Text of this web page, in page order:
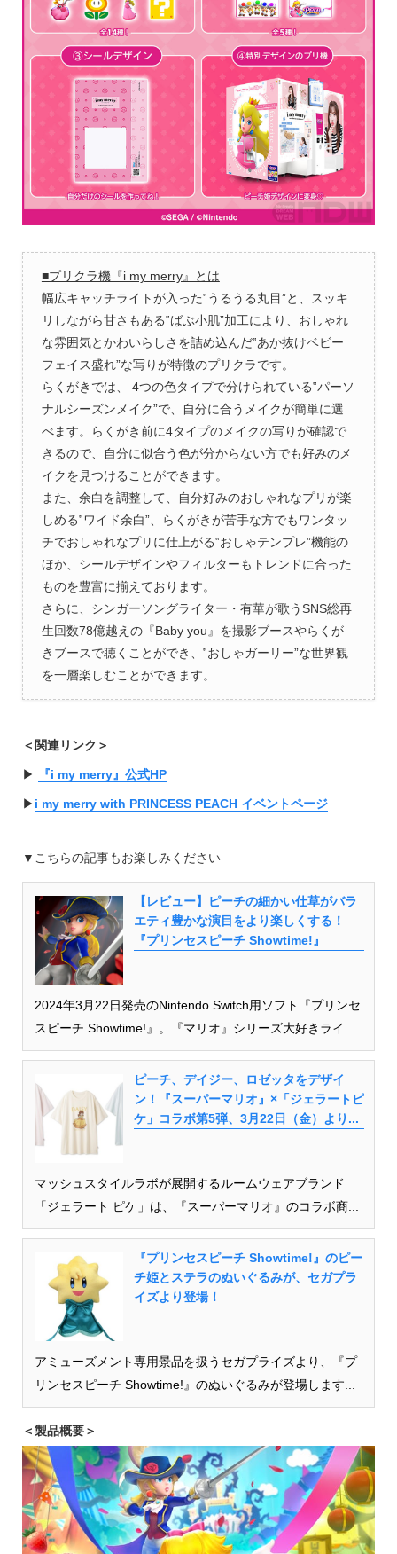
■プリクラ機『i my merry』とは
幅広キャッチライトが入った‟うるうる丸目”と、スッキ
リしながら甘さもある‟ばぶ小肌”加工により、おしゃれ
な雰囲気とかわいらしさを詰め込んだ‟あか抜けベビー
フェイス盛れ”な写りが特徴のプリクラです。
らくがきでは、 4つの色タイプで分けられている‟パーソ
ナルシーズンメイク”で、自分に合うメイクが簡単に選
べます。らくがき前に4タイプのメイクの写りが確認で
きるので、自分に似合う色が分からない方でも好みのメ
イクを見つけることができます。
また、余白を調整して、自分好みのおしゃれなプリが楽
しめる‟ワイド余白”、らくがきが苦手な方でもワンタッ
チでおしゃれなプリに仕上がる‟おしゃテンプレ”機能の
ほか、シールデザインやフィルターもトレンドに合った
ものを豊富に揃えております。
さらに、シンガーソングライター・有華が歌うSNS総再
生回数78億越えの『Baby you』を撮影ブースやらくが
きブースで聴くことができ、‟おしゃガーリー”な世界観
を一層楽しむことができます。
＜関連リンク＞
▶︎ 『i my merry』公式HP
▶︎ i my merry with PRINCESS PEACH イベントページ
▼こちらの記事もお楽しみください
【レビュー】ピーチの細かい仕草がバラ
エティ豊かな演目をより楽しくする！
『プリンセスピーチ Showtime!』
2024年3月22日発売のNintendo Switch用ソフト『プリンセ
スピーチ Showtime!』。『マリオ』シリーズ大好きライ...
ピーチ、デイジー、ロゼッタをデザイ
ン！『スーパーマリオ』×「ジェラートピ
ケ」コラボ第5弾、3月22日（金）より...
マッシュスタイルラボが展開するルームウェアブランド
「ジェラート ピケ」は、『スーパーマリオ』のコラボ商...
『プリンセスピーチ Showtime!』のピー
チ姫とステラのぬいぐるみが、セガプラ
イズより登場！
アミューズメント専用景品を扱うセガプライズより、『プ
リンセスピーチ Showtime!』のぬいぐるみが登場します...
＜製品概要＞